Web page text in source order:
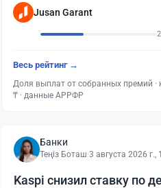
Jusan Garant
Весь рейтинг →
Доля выплат от собранных премий
₸ · данные АРРФР
Банки
Теңіз Боташ·3 августа 2026 г.,
Kaspi снизил ставку по